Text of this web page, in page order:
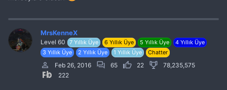
MrsKenneX
Level 60 7 Yıllık Üye 6 Yıllık Üye 5 Yıllık Üye
4 Yıllık Üye
3 Yıllık Üye
2 Yıllık Üye 1 Yıllık Üye Chatter
Feb 26, 2016 65 22
78,235,575
222